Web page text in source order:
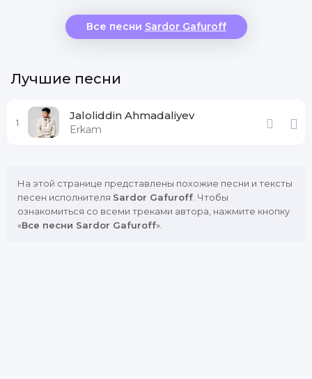
Все песни Sardor Gafuroff
Лучшие песни
1
Jaloliddin Ahmadaliyev
Erkam
На этой странице представлены похожие песни и тексты
песен исполнителя Sardor Gafuroff . Чтобы
ознакомиться со всеми треками автора, нажмите кнопку
«Все песни Sardor Gafuroff».